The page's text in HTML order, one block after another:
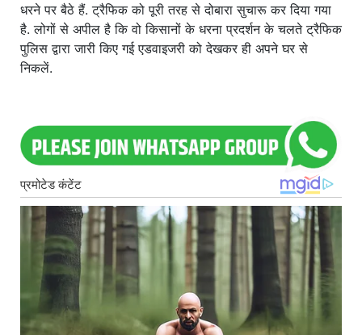
धरने पर बैठे हैं. ट्रैफिक को पूरी तरह से दोबारा सुचारू कर दिया गया
है. लोगों से अपील है कि वो किसानों के धरना प्रदर्शन के चलते ट्रैफिक
पुलिस द्वारा जारी किए गई एडवाइजरी को देखकर ही अपने घर से
निकलें.